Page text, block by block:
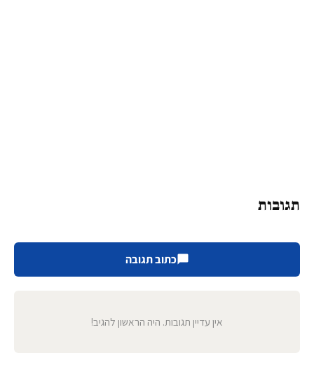
תגובות
כתוב תגובה
אין עדיין תגובות. היה הראשון להגיב!